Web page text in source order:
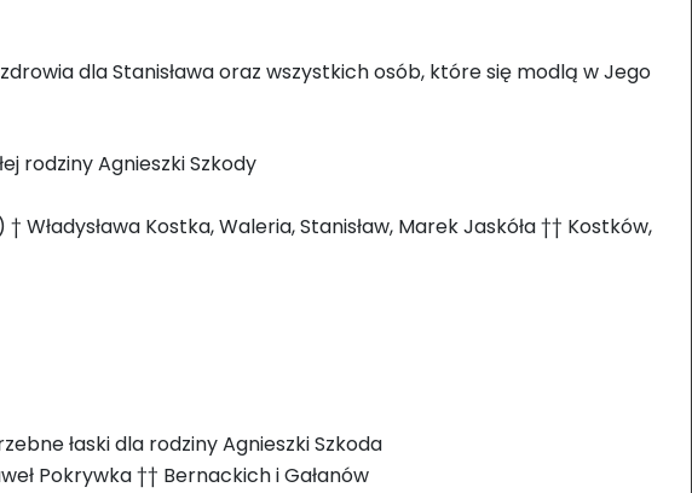
dla Stanisława oraz wszystkich osób, które się modlą w Jego
rodziny Agnieszki Szkody
Kostka, Waleria, Stanisław, Marek Jaskóła †† Kostków,
łaski dla rodziny Agnieszki Szkoda
Pokrywka †† Bernackich i Gałanów